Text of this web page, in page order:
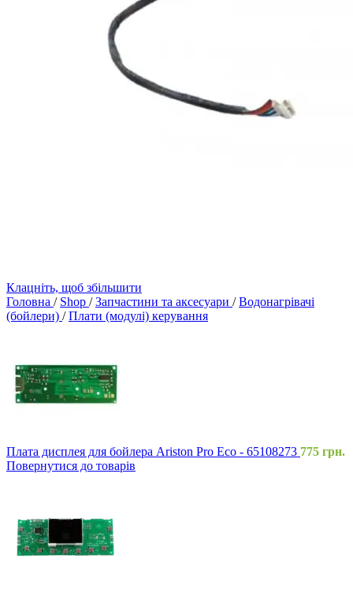
Клацніть, щоб збільшити
Головна / Shop / Запчастини та аксесуари / Водонагрівачі
(бойлери) / Плати (модулі) керування
Плата дисплея для бойлера Ariston Pro Eco - 65108273 775 грн.
Повернутися до товарів